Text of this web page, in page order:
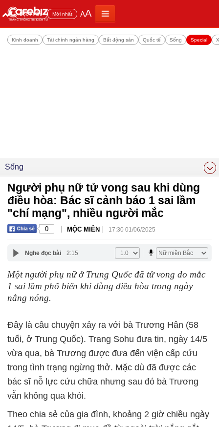
Đọc nhiều Mới nhất AA
Kinh doanh Tài chính ngân hàng Bất động sản Quốc tế Sống Special
Sống
Người phụ nữ tử vong sau khi dùng
điều hòa: Bác sĩ cảnh báo 1 sai lầm
"chí mạng", nhiều người mắc
0 | MỘC MIÊN | 17:30 01/06/2025
Nghe đọc bài 2:15
Một người phụ nữ ở Trung Quốc đã tử vong do mắc
1 sai lầm phổ biến khi dùng điều hòa trong ngày
nắng nóng.
Đây là câu chuyện xảy ra với bà Trương Hân (58
tuổi, ở Trung Quốc). Trang Sohu đưa tin, ngày 14/5
vừa qua, bà Trương được đưa đến viện cấp cứu
trong tình trạng ngừng thở. Mặc dù đã được các
bác sĩ nỗ lực cứu chữa nhưng sau đó bà Trương
vẫn không qua khỏi.
Theo chia sẻ của gia đình, khoảng 2 giờ chiều ngày